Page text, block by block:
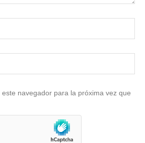
navegador para la próxima vez que